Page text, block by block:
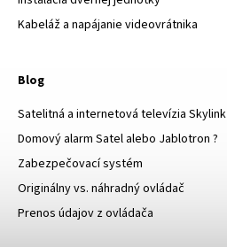
Kabeláž a napájanie videovrátnika
Blog
Satelitná a internetová televízia Skylink
Domový alarm Satel alebo Jablotron ?
Zabezpečovací systém
Originálny vs. náhradný ovládač
Prenos údajov z ovládača